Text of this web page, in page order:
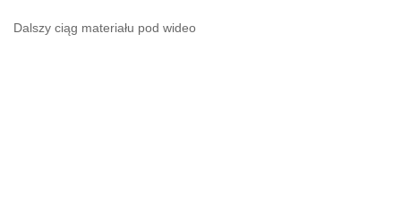
Dalszy ciąg materiału pod wideo